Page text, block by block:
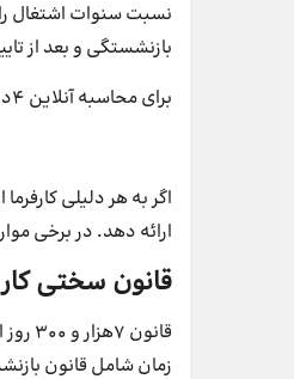
بازنشستگی و بعد از
برای محاسبه آنلاین 4درصد سختی کار کافی‌ست از فرمول زیر استفاده کنید:
اگر به هر دلیلی
ارائه دهد. در برخی
قانون سختی کار 7300 روز